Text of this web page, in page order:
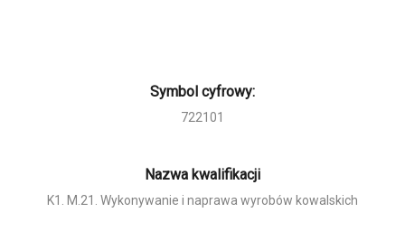
Symbol cyfrowy:
722101
Nazwa kwalifikacji
K1. M.21. Wykonywanie i naprawa wyrobów kowalskich